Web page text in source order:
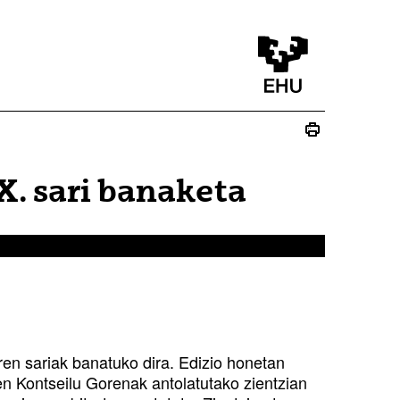
sari banaketa
sariak banatuko dira. Edizio honetan
Kontseilu Gorenak antolatutako zientzian